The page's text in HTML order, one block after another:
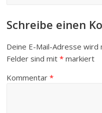
Schreibe einen
Deine E-Mail-Adresse wird
Felder sind mit* markiert
Kommentar*